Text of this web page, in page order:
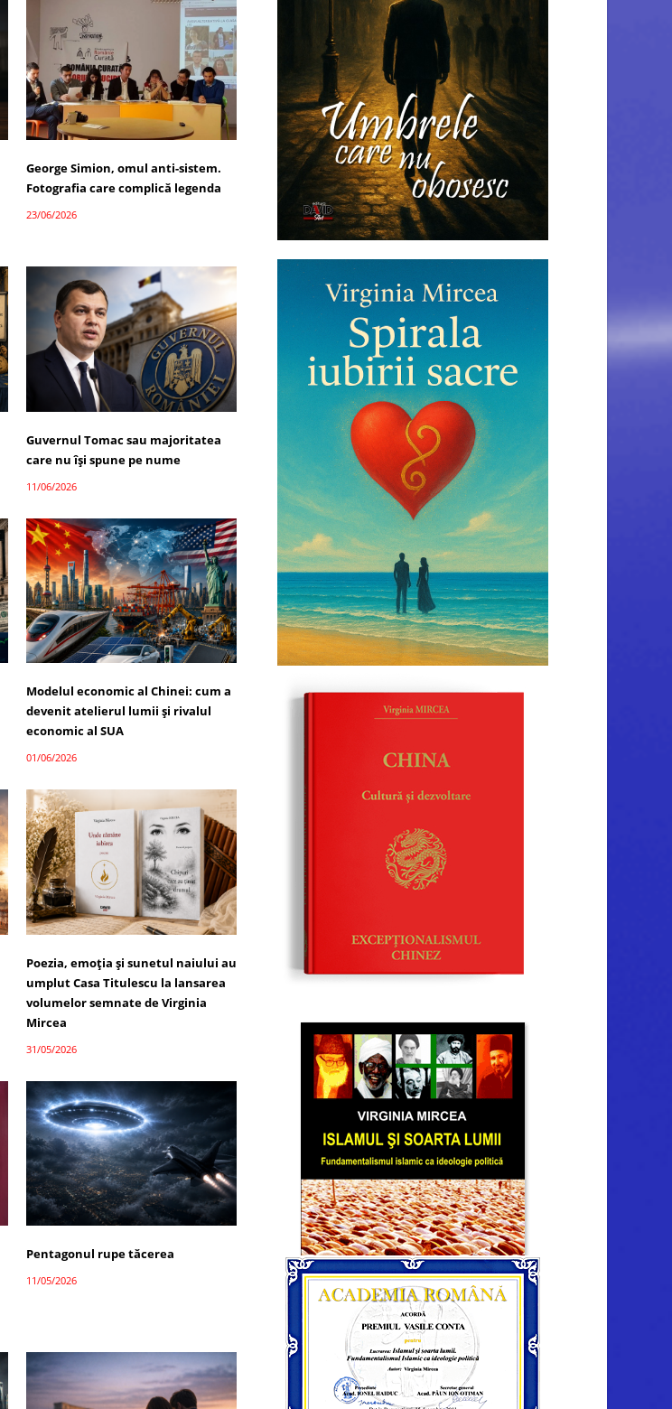
George Simion, omul anti-sistem.
Fotografia care complică legenda
23/06/2026
Guvernul Tomac sau majoritatea
care nu își spune pe nume
11/06/2026
Modelul economic al Chinei: cum a
devenit atelierul lumii și rivalul
economic al SUA
01/06/2026
Poezia, emoția și sunetul naiului au
umplut Casa Titulescu la lansarea
volumelor semnate de Virginia
Mircea
31/05/2026
Pentagonul rupe tăcerea
11/05/2026